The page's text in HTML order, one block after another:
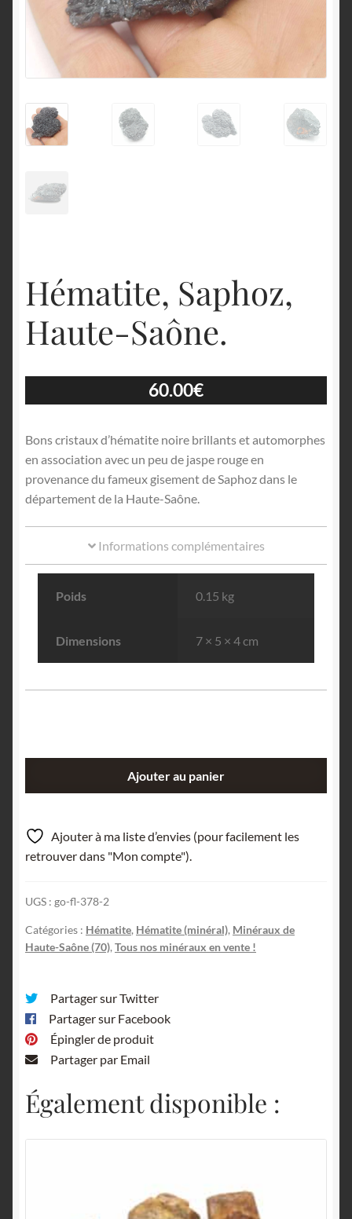
Hématite, Saphoz,
Haute-Saône.
60.00€
Bons cristaux d’hématite noire brillants et automorphes
en association avec un peu de jaspe rouge en
provenance du fameux gisement de Saphoz dans le
département de la Haute-Saône.
Informations complémentaires
Poids 0.15 kg
Dimensions 7 × 5 × 4 cm
Saphoz,
Haute-
Saône.
Ajouter au panier
Ajouter à ma liste d’envies (pour facilement les
retrouver dans "Mon compte").
UGS : go-fl-378-2
Catégories : Hématite, Hématite (minéral), Minéraux de
Haute-Saône (70), Tous nos minéraux en vente !
Partager sur Twitter
Partager sur Facebook
Épingler de produit
Partager par Email
Également disponible :